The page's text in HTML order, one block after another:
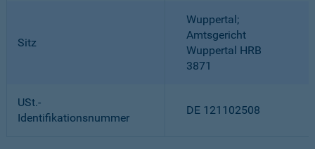
Sitz
Wuppertal;
Amtsgericht
Wuppertal HRB
3871
USt.-
Identifikationsnummer
DE 121102508